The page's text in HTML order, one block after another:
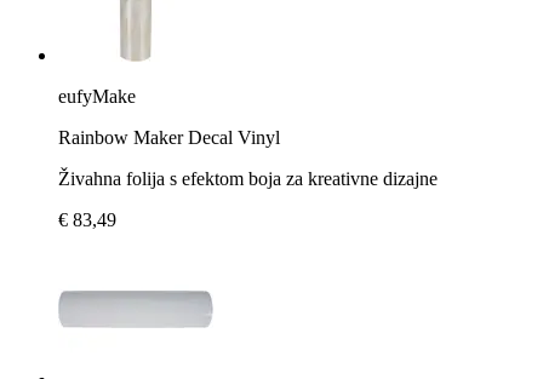
eufyMake
Rainbow Maker Decal Vinyl
Živahna folija s efektom boja za kreativne dizajne
€ 83,49